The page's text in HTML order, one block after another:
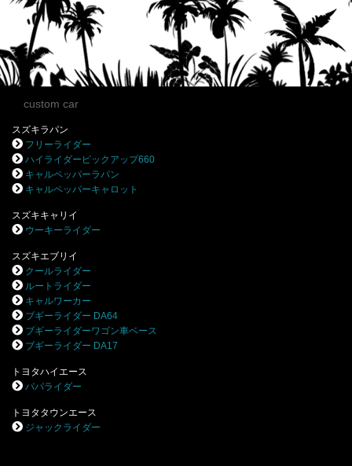
custom car
スズキラパン
フリーライダー
ハイライダーピックアップ660
キャルペッパーラパン
キャルペッパーキャロット
スズキキャリイ
ウーキーライダー
スズキエブリイ
クールライダー
ルートライダー
キャルワーカー
ブギーライダー DA64
ブギーライダーワゴン車ベース
ブギーライダー DA17
トヨタハイエース
パパライダー
トヨタタウンエース
ジャックライダー